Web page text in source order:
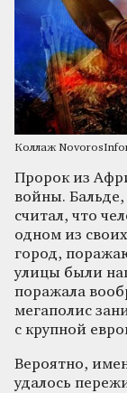
Коллаж
Пророк из
войны.
считал, что
одном из
город,
улицы были
поражала
мегаполис
с крупной
Вероятно,
удалось